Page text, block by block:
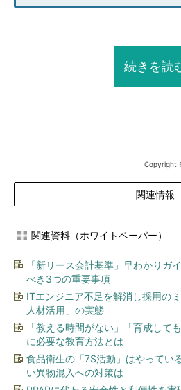
続きを読
Copyright
関連情報
関連資料（ホワイトペーパー）
「新リース会計基準」早わかりガ
べき3つの重要事項
ITエンジニア不足を解消し採用の
人材活用」の実態
「教える時間がない」「育成し
に必要な教育方法とは
食品衛生の「7S活動」はやって
い異物混入への対策は